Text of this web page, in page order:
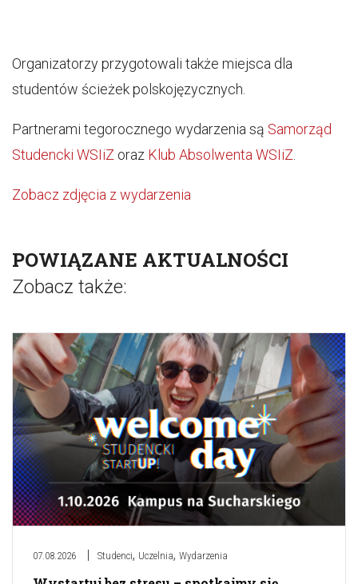
Organizatorzy przygotowali także miejsca dla
studentów ścieżek polskojęzycznych.
Partnerami tegorocznego wydarzenia są Samorząd
Studencki WSIiZ oraz Klub Absolwenta WSIiZ
Zobacz zdjęcia z wydarzenia
POWIĄZANE AKTUALNOŚCI
Zobacz także:
07.08.2026 Studenci, Uczelnia, Wydarzenia